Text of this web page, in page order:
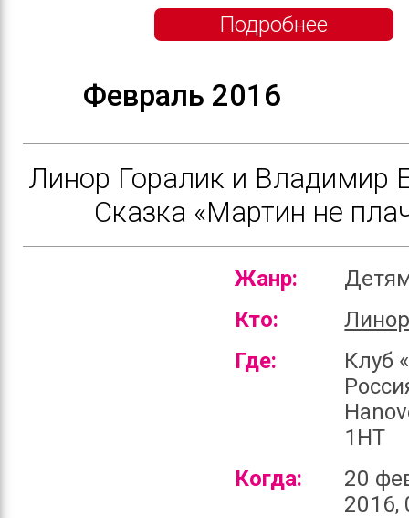
Подробнее
Февраль 2016
Линор Горалик и Владимир
Сказка «Мартин не
Жанр:
Кто:
Где:
Клуб
1HT
Когда:
20
2016,